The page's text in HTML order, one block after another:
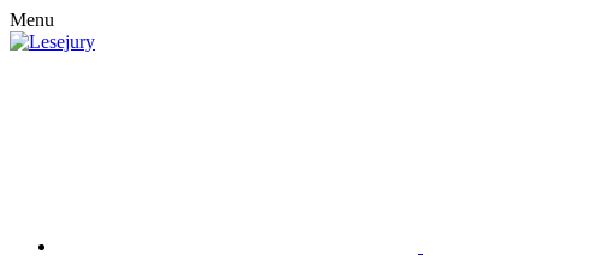
Menu